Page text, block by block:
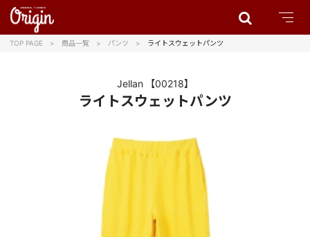
TOP PAGE 商品一覧 パンツ ライトスウェットパンツ
Jellan 【00218】
ライトスウェットパンツ